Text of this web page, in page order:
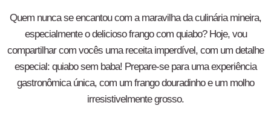
Quem nunca se encantou com a maravilha da culinária mineira,
especialmente o delicioso frango com quiabo? Hoje, vou
compartilhar com vocês uma receita imperdível, com um detalhe
especial: quiabo sem baba! Prepare-se para uma experiência
gastronômica única, com um frango douradinho e um molho
irresistivelmente grosso.